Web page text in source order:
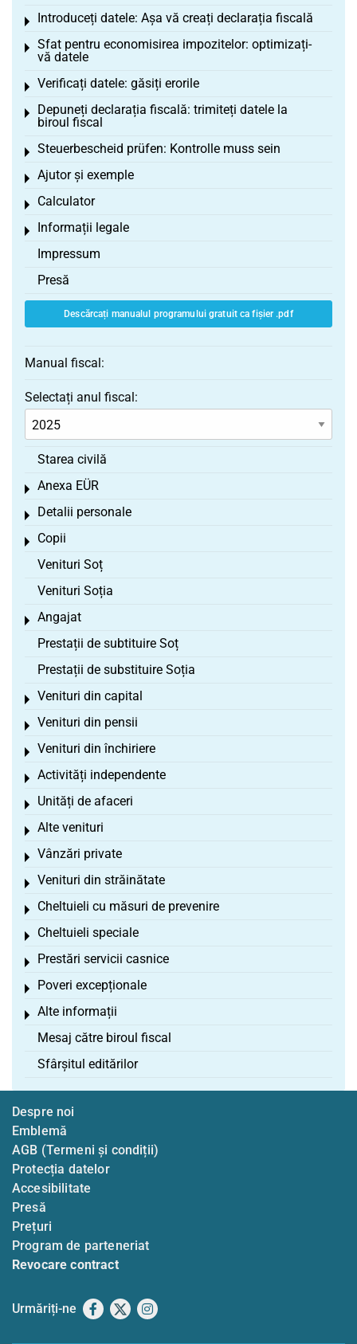
Introduceți datele: Așa vă creați declarația fiscală
Toggle menu
Sfat pentru economisirea impozitelor: optimizați-
vă datele
Toggle menu
Verificați datele: găsiți erorile
Toggle menu
Depuneți declarația fiscală: trimiteți datele la
biroul fiscal
Toggle menu
Steuerbescheid prüfen: Kontrolle muss sein
Toggle menu
Ajutor și exemple
Toggle menu
Calculator
Toggle menu
Informații legale
Toggle menu
Impressum
Presă
Descărcați manualul programului gratuit ca fișier .pdf
Manual fiscal:
Selectați anul fiscal:
Starea civilă
Anexa EÜR
Toggle menu
Detalii personale
Toggle menu
Copii
Toggle menu
Venituri Soț
Venituri Soția
Angajat
Toggle menu
Prestații de subtituire Soț
Prestații de substituire Soția
Venituri din capital
Toggle menu
Venituri din pensii
Toggle menu
Venituri din închiriere
Toggle menu
Activități independente
Toggle menu
Unități de afaceri
Toggle menu
Alte venituri
Toggle menu
Vânzări private
Toggle menu
Venituri din străinătate
Toggle menu
Cheltuieli cu măsuri de prevenire
Toggle menu
Cheltuieli speciale
Toggle menu
Prestări servicii casnice
Toggle menu
Poveri excepționale
Toggle menu
Alte informații
Toggle menu
Mesaj către biroul fiscal
Sfârșitul editărilor
Despre noi
Emblemă
AGB (Termeni și condiții)
Protecția datelor
Accesibilitate
Presă
Prețuri
Program de parteneriat
Revocare contract
Urmăriți-ne Facebook
X Instagram